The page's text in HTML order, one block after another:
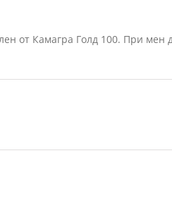
от Камагра Голд 100. При